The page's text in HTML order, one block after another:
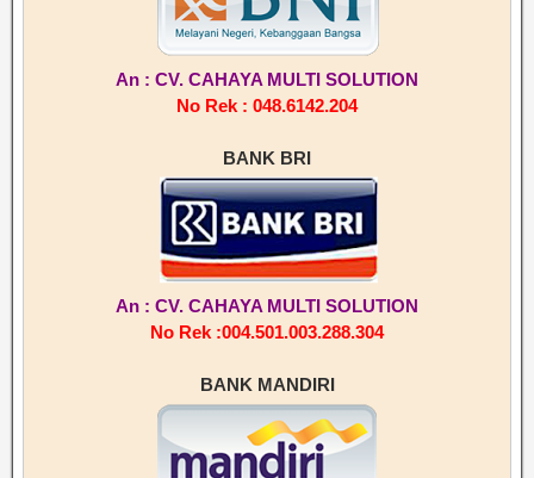
An : CV. CAHAYA MULTI SOLUTION
No Rek : 048.6142.204
BANK BRI
An : CV. CAHAYA MULTI SOLUTION
No Rek :004.501.003.288.304
BANK MANDIRI